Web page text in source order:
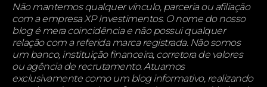
Não mantemos qualquer vínculo, parceria ou afiliação
com a empresa XP Investimentos. O nome do nosso
blog é mera coincidência e não possui qualquer
relação com a referida marca registrada. Não somos
um banco, instituição financeira, corretora de valores
ou agência de recrutamento. Atuamos
exclusivamente como um blog informativo, realizando